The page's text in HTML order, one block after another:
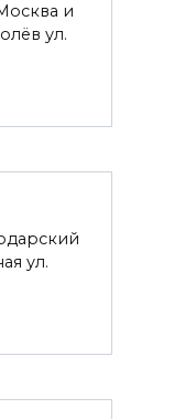
и
ул.
ул.